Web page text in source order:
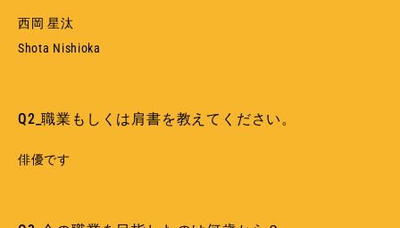
西岡 星汰
Shota Nishioka
Q2_職業もしくは肩書を教えてください。
俳優です